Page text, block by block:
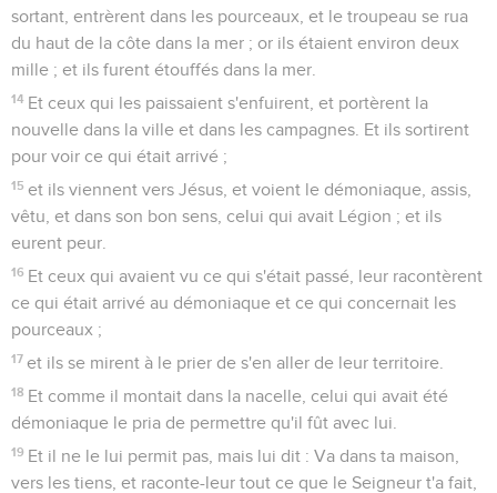
sortant, entrèrent dans les pourceaux, et le troupeau se rua
du haut de la côte dans la mer ; or ils étaient environ deux
mille ; et ils furent étouffés dans la mer.
14 Et ceux qui les paissaient s'enfuirent, et portèrent la
nouvelle dans la ville et dans les campagnes. Et ils sortirent
pour voir ce qui était arrivé ;
15 et ils viennent vers Jésus, et voient le démoniaque, assis,
vêtu, et dans son bon sens, celui qui avait Légion ; et ils
eurent peur.
16 Et ceux qui avaient vu ce qui s'était passé, leur racontèrent
ce qui était arrivé au démoniaque et ce qui concernait les
pourceaux ;
17 et ils se mirent à le prier de s'en aller de leur territoire.
18 Et comme il montait dans la nacelle, celui qui avait été
démoniaque le pria de permettre qu'il fût avec lui.
19 Et il ne le lui permit pas, mais lui dit : Va dans ta maison,
vers les tiens, et raconte-leur tout ce que le Seigneur t'a fait,